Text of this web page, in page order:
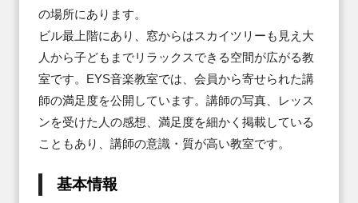
の場所にあります。
ビル最上階にあり、窓からはスカイツリーも見え大
人から子どもまでリラックスできる空間が広がる教
室です。EYS音楽教室では、会員から寄せられた講
師の満足度を公開しています。講師の写真、レッス
ンを受けた人の感想、満足度を細かく掲載している
こともあり、講師の意識・質が高い教室です。
基本情報